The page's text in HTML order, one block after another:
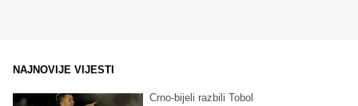
NAJNOVIJE VIJESTI
Crno-bijeli razbili Tobol